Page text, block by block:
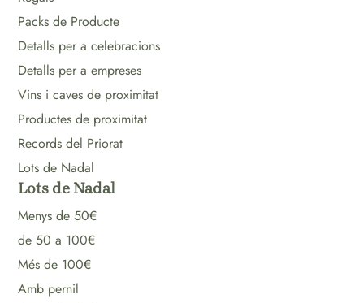
Packs de Producte
Detalls per a celebracions
Detalls per a empreses
Vins i caves de proximitat
Productes de proximitat
Records del Priorat
Lots de Nadal
Lots de Nadal
Menys de 50€
de 50 a 100€
Més de 100€
Amb pernil